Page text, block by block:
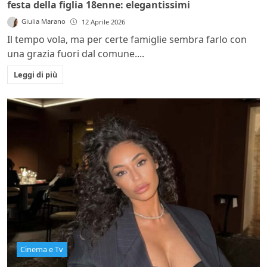
festa della figlia 18enne: elegantissimi
Giulia Marano 12 Aprile 2026
Il tempo vola, ma per certe famiglie sembra farlo con
una grazia fuori dal comune....
Leggi di più
Cinema e Tv